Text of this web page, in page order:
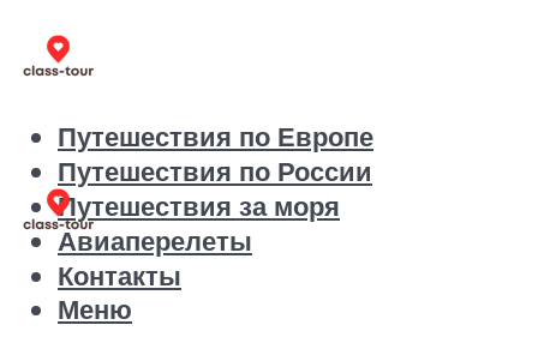
Путешествия по Европе
Путешествия по России
Путешествия за моря
Авиаперелеты
Контакты
Меню